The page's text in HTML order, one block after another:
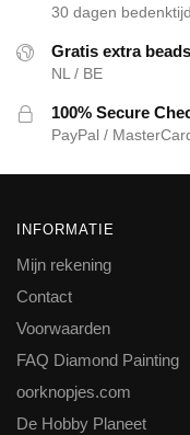
30 dagen bedenktijd
Gratis extra beads
NL / BE
100% Secure
PayPal /
INFORMATIE
Mijn rekening
Contact
Voorwaarden
FAQ Diamond Painting
oorknopjes.com
De Hobby Planeet